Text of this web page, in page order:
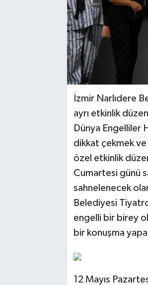
İzmir Narlıdere
ayrı etkinlik
Dünya Engelliler
dikkat çekmek ve
özel etkinlik
Cumartesi günü
sahnelenecek
Belediyesi
engelli bir birey
bir konuşma
12 Mayıs